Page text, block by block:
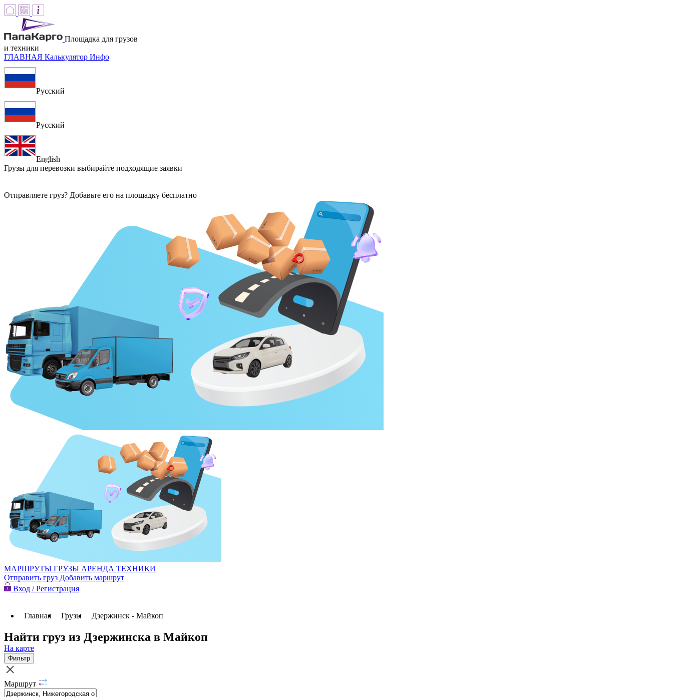
Площадка для грузов
и техники
ГЛАВНАЯ Калькулятор Инфо
Русский
Русский
English
Грузы для перевозки выбирайте подходящие заявки
Отправляете груз? Добавьте его на площадку бесплатно
МАРШРУТЫ ГРУЗЫ АРЕНДА ТЕХНИКИ
Отправить груз Добавить маршрут
Вход / Регистрация
Главная Грузы Дзержинск - Майкоп
Найти груз из Дзержинска в Майкоп
На карте
Фильтр
Маршрут